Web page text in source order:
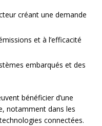
créant une demande
et à l’efficacité
embarqués et des
bénéficier d’une
notamment dans les
connectées.